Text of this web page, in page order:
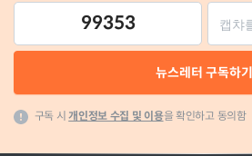
99353
뉴스레터 구독하기
구독 시개인정보 수집 및 이용을 확인하고 동의함